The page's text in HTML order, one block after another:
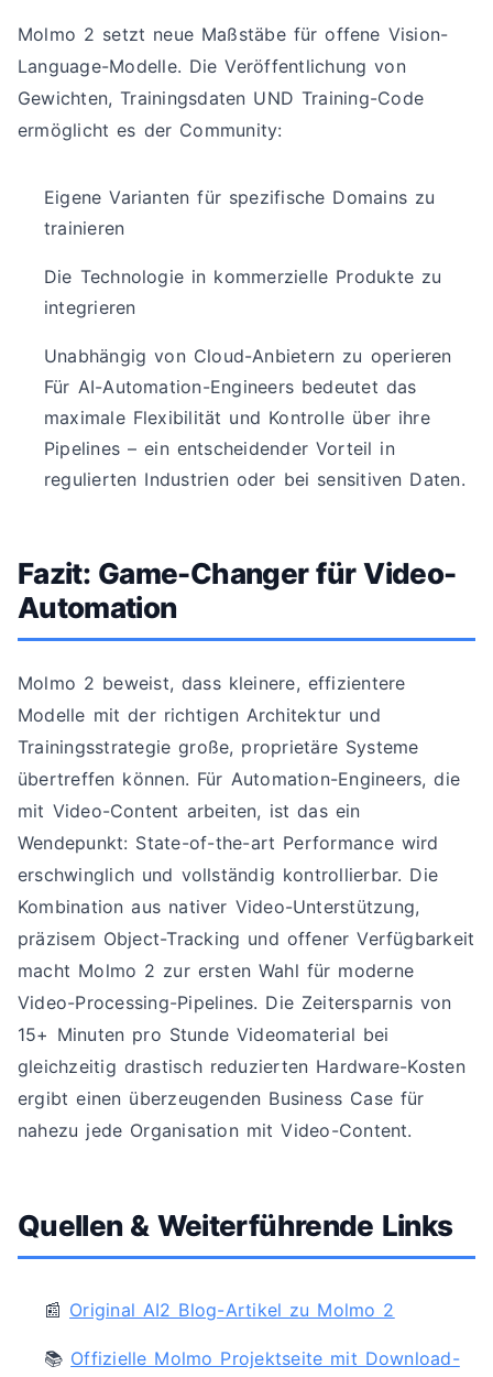
Molmo 2 setzt neue Maßstäbe für offene Vision-
Language-Modelle. Die Veröffentlichung von
Gewichten, Trainingsdaten UND Training-Code
ermöglicht es der Community:
Eigene Varianten für spezifische Domains zu
trainieren
Die Technologie in kommerzielle Produkte zu
integrieren
Unabhängig von Cloud-Anbietern zu operieren
Für AI-Automation-Engineers bedeutet das
maximale Flexibilität und Kontrolle über ihre
Pipelines – ein entscheidender Vorteil in
regulierten Industrien oder bei sensitiven Daten.
Fazit: Game-Changer für Video-
Automation
Molmo 2 beweist, dass kleinere, effizientere
Modelle mit der richtigen Architektur und
Trainingsstrategie große, proprietäre Systeme
übertreffen können. Für Automation-Engineers, die
mit Video-Content arbeiten, ist das ein
Wendepunkt: State-of-the-art Performance wird
erschwinglich und vollständig kontrollierbar. Die
Kombination aus nativer Video-Unterstützung,
präzisem Object-Tracking und offener Verfügbarkeit
macht Molmo 2 zur ersten Wahl für moderne
Video-Processing-Pipelines. Die Zeitersparnis von
15+ Minuten pro Stunde Videomaterial bei
gleichzeitig drastisch reduzierten Hardware-Kosten
ergibt einen überzeugenden Business Case für
nahezu jede Organisation mit Video-Content.
Quellen & Weiterführende Links
📰 Original AI2 Blog-Artikel zu Molmo 2
📚 Offizielle Molmo Projektseite mit Download-